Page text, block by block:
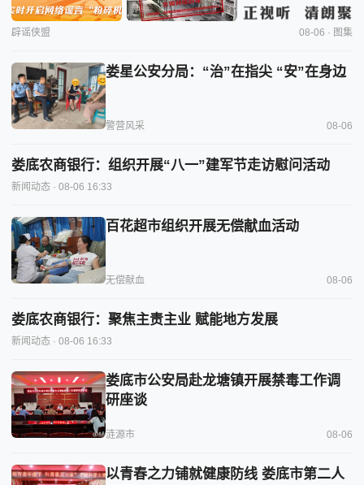
辟谣侠盟 08-06 · 图集
娄星公安分局：“治”在指尖 “安”在身边
警营风采 08-06
娄底农商银行：组织开展“八一”建军节走访慰问活动
新闻动态 · 08-06 16:33
百花超市组织开展无偿献血活动
无偿献血 08-06
娄底农商银行：聚焦主责主业 赋能地方发展
新闻动态 · 08-06 16:33
娄底市公安局赴龙塘镇开展禁毒工作调
研座谈
涟源市 08-06
以青春之力铺就健康防线 娄底市第二人